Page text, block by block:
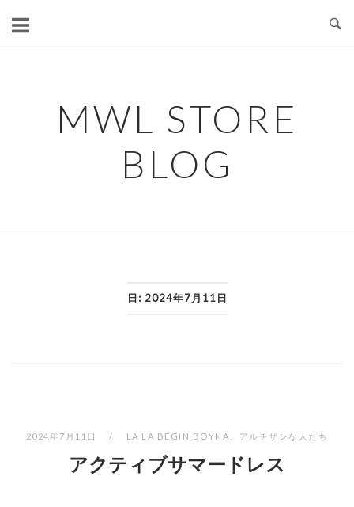
MWL STORE
BLOG
日: 2024年7月11日
2024年7月11日 LA LA BEGIN BOYNA アルチザンな人たち
アクティブサマードレス